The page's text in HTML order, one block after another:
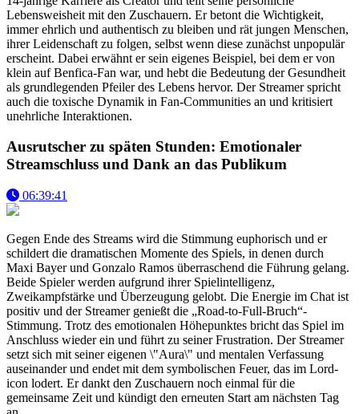
Lebensweisheit mit den Zuschauern. Er betont die Wichtigkeit,
immer ehrlich und authentisch zu bleiben und rät jungen Menschen,
ihrer Leidenschaft zu folgen, selbst wenn diese zunächst unpopulär
erscheint. Dabei erwähnt er sein eigenes Beispiel, bei dem er von
klein auf Benfica-Fan war, und hebt die Bedeutung der Gesundheit
als grundlegenden Pfeiler des Lebens hervor. Der Streamer spricht
auch die toxische Dynamik in Fan-Communities an und kritisiert
unehrliche Interaktionen.
Ausrutscher zu späten Stunden: Emotionaler
Streamschluss und Dank an das Publikum
06:39:41
Gegen Ende des Streams wird die Stimmung euphorisch und er
schildert die dramatischen Momente des Spiels, in denen durch
Maxi Bayer und Gonzalo Ramos überraschend die Führung gelang.
Beide Spieler werden aufgrund ihrer Spielintelligenz,
Zweikampfstärke und Überzeugung gelobt. Die Energie im Chat ist
positiv und der Streamer genießt die „Road-to-Full-Bruch“-
Stimmung. Trotz des emotionalen Höhepunktes bricht das Spiel im
Anschluss wieder ein und führt zu seiner Frustration. Der Streamer
setzt sich mit seiner eigenen \"Aura\" und mentalen Verfassung
auseinander und endet mit dem symbolischen Feuer, das im Lord-
icon lodert. Er dankt den Zuschauern noch einmal für die
gemeinsame Zeit und kündigt den erneuten Start am nächsten Tag